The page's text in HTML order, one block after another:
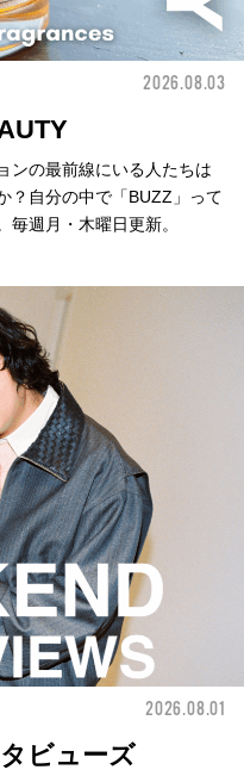
2026.08.03
ンの最前線にいる人たちは
？自分の中で「BUZZ」って
週月・木曜日更新。
2026.08.01
ビューズ